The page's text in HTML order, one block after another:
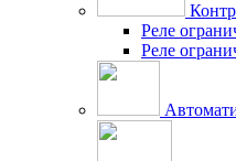
Реле
Реле